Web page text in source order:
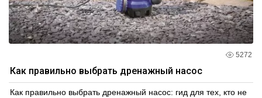
5272
Как правильно выбрать дренажный насос
Как правильно выбрать дренажный насос: гид для тех, кто не